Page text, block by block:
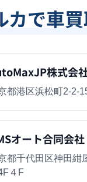
カで車
株式会
都港区浜松町2-2-
オート合同会社
都千代田区神田紺
４F